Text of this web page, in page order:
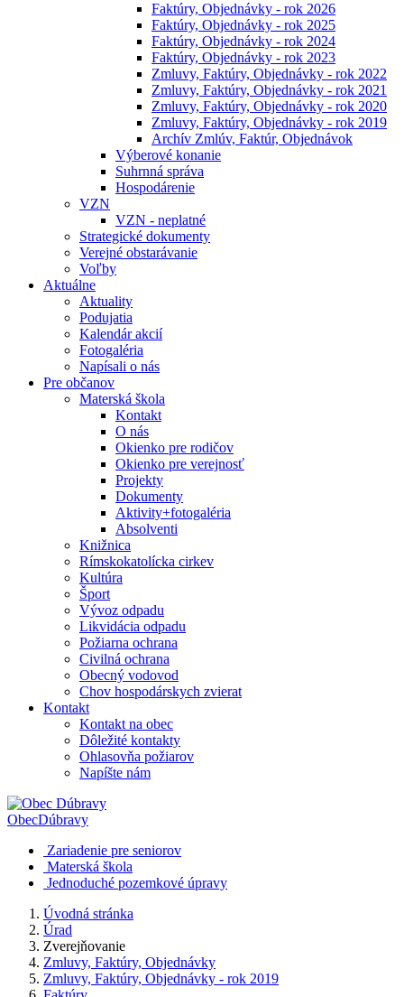
Faktúry, Objednávky - rok 2026
Faktúry, Objednávky - rok 2025
Faktúry, Objednávky - rok 2024
Faktúry, Objednávky - rok 2023
Zmluvy, Faktúry, Objednávky - rok 2022
Zmluvy, Faktúry, Objednávky - rok 2021
Zmluvy, Faktúry, Objednávky - rok 2020
Zmluvy, Faktúry, Objednávky - rok 2019
Archív Zmlúv, Faktúr, Objednávok
Výberové konanie
Suhrnná správa
Hospodárenie
VZN
VZN - neplatné
Strategické dokumenty
Verejné obstarávanie
Voľby
Aktuálne
Aktuality
Podujatia
Kalendár akcií
Fotogaléria
Napísali o nás
Pre občanov
Materská škola
Kontakt
O nás
Okienko pre rodičov
Okienko pre verejnosť
Projekty
Dokumenty
Aktivity+fotogaléria
Absolventi
Knižnica
Rímskokatolícka cirkev
Kultúra
Šport
Vývoz odpadu
Likvidácia odpadu
Požiarna ochrana
Civilná ochrana
Obecný vodovod
Chov hospodárskych zvierat
Kontakt
Kontakt na obec
Dôležité kontakty
Ohlasovňa požiarov
Napíšte nám
ObecDúbravy
Zariadenie pre seniorov
Materská škola
Jednoduché pozemkové úpravy
Úvodná stránka
Úrad
Zverejňovanie
Zmluvy, Faktúry, Objednávky
Zmluvy, Faktúry, Objednávky - rok 2019